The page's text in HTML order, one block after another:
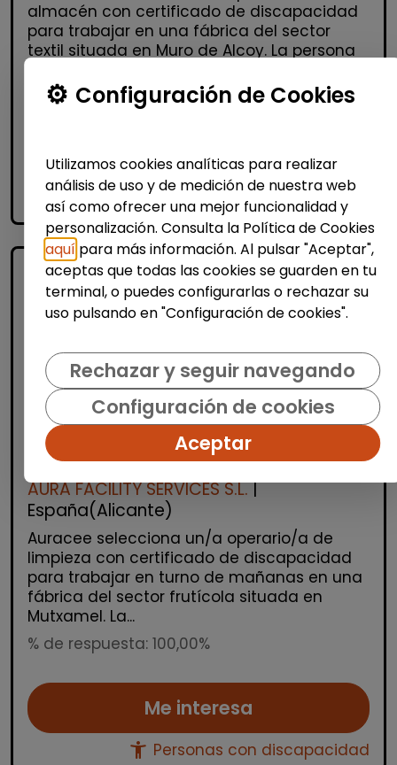
almacén con certificado de discapacidad
para trabajar en una fábrica del sector
textil situada en Muro de Alcoy. La persona
% de respuesta: 100,00%
Me interesa
accessibility_newPersonas con discapacidad
Limpieza y mantenimiento
Operario/a de limpieza en fábrica
frutícola (mutxamel)
AURA FACILITY SERVICES S.L.|
España(Alicante)
Auracee selecciona un/a operario/a de
limpieza con certificado de discapacidad
para trabajar en turno de mañanas en una
fábrica del sector frutícola situada en
Mutxamel. La...
% de respuesta: 100,00%
Me interesa
accessibility_new Personas con discapacidad
Configuración de Cookies
Utilizamos cookies analíticas para realizar
análisis de uso y de medición de nuestra web
así como ofrecer una mejor funcionalidad y
personalización. Consulta la Política de Cookies
aquí para más información. Al pulsar "Aceptar",
aceptas que todas las cookies se guarden en tu
terminal, o puedes configurarlas o rechazar su
uso pulsando en "Configuración de cookies".
Rechazar y seguir navegando
Configuración de cookies
Aceptar